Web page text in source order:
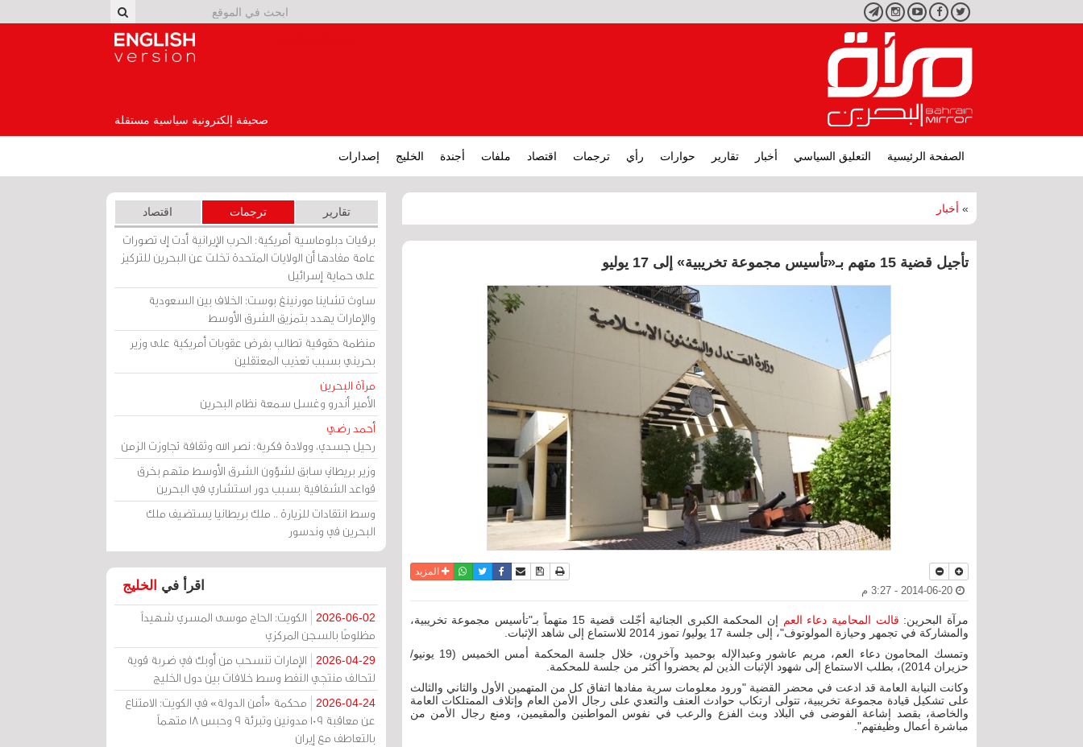
تويتر فيسبوكيوتيوبانستجرامتليجرام
صحيفة إلكترونية سياسية مستقلة
الصفحة الرئيسية التعليق السياسي أخبار تقارير حوارات رأي ترجمات اقتصاد ملفات أجندة الخليج إصدارات
» أخبار
تأجيل قضية 15 متهم بـ«تأسيس مجموعة تخريبية» إلى 17 يوليو
نسخة للطباعة
حفظ الموضوع
أرسل الى صديق
فيسبوكتويترواتسابالمزيد
مرآة البحرين: قالت المحامية دعاء العم
إن المحكمة الكبرى الجنائية أجّلت قضية 15 متهماً بـ"تأسيس مجموعة تخريبية،
والمشاركة في تجمهر وحيازة المولوتوف"، إلى جلسة 17 يوليو/ تموز 2014 للاستماع إلى شاهد الإثبات.
وتمسك المحامون دعاء العم، مريم عاشور وعبدالإله بوحميد وآخرون، خلال جلسة المحكمة أمس الخميس (19 يونيو/
حزيران 2014)، بطلب الاستماع إلى شهود الإثبات الذين لم يحضروا أكثر من جلسة للمحكمة.
وكانت النيابة العامة قد ادعت في محضر القضية "ورود معلومات سرية مفادها اتفاق كل من المتهمين الأول والثاني والثالث
على تشكيل قيادة مجموعة تخريبية، تتولى ارتكاب حوادث العنف والتعدي على رجال الأمن العام وإتلاف الممتلكات العامة
والخاصة، بقصد إشاعة الفوضى في البلاد وبث الفزع والرعب في نفوس المواطنين والمقيمين، ومنع رجال الأمن من
مباشرة أعمال وظيفتهم".
تقارير ترجمات اقتصاد
برقيات دبلوماسية أمريكية: الحرب الإيرانية أدت إلى تصورات
عامة مفادها أن الولايات المتحدة تخلت عن البحرين للتركيز
على حماية إسرائيل
ساوث تشاينا مورنينغ بوست: الخلاف بين السعودية
والإمارات يهدد بتمزيق الشرق الأوسط
منظمة حقوقية تطالب بفرض عقوبات أمريكية على وزير
بحريني بسبب تعذيب المعتقلين
مرآة البحرين
الأمير أندرو وغسل سمعة نظام البحرين
أحمد رضي
رحيل جسدي، وولادة فكرية: نصر الله وثقافة تجاوزت الزمن
وزير بريطاني سابق لشؤون الشرق الأوسط متهم بخرق
قواعد الشفافية بسبب دور استشاري في البحرين
وسط انتقادات للزيارة .. ملك بريطانيا يستضيف ملك
البحرين في وندسور
اقرأ في الخليج
2026-06-02
الكويت: الحاج موسى المسري شهيداً
مظلومًا بالسجن المركزي
2026-04-29
الإمارات تنسحب من أوبك في ضربة قوية
لتحالف منتجي النفط وسط خلافات بين دول الخليج
2026-04-24
محكمة «أمن الدولة» في الكويت: الامتناع
عن معاقبة 109 مدونين وتبرئة 9 وحبس 18 متهماً
بالتعاطف مع إيران